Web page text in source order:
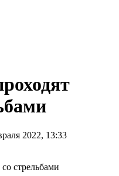
2022, 13:33